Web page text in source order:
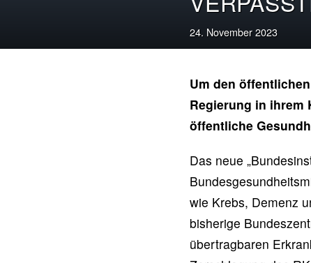
24. November 2023
Um den
Regierung in ihrem
öffentliche
Das neue
wie Krebs, Demenz
bisherige
übertragbaren